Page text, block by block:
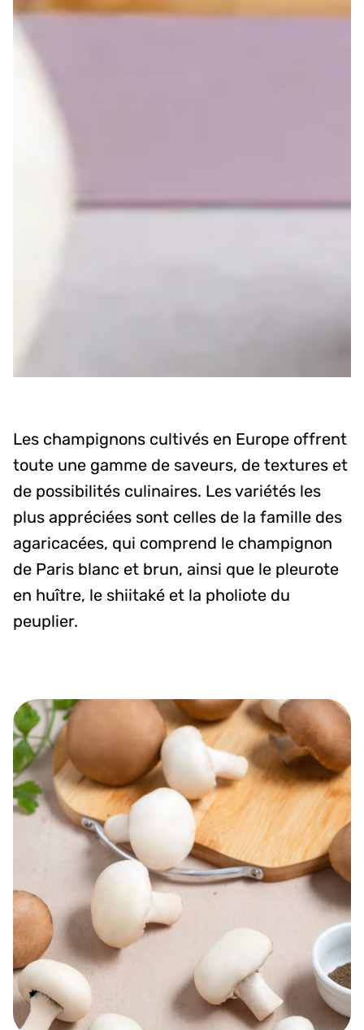
Les champignons cultivés en Europe offrent
toute une gamme de saveurs, de textures et
de possibilités culinaires. Les variétés les
plus appréciées sont celles de la famille des
agaricacées, qui comprend le champignon
de Paris blanc et brun, ainsi que le pleurote
en huître, le shiitaké et la pholiote du
peuplier.